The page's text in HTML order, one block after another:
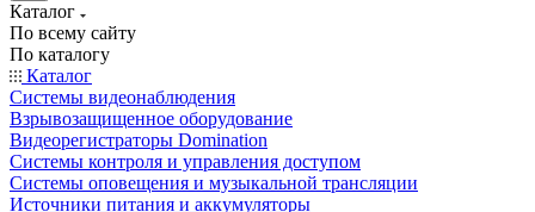
Каталог
По всему сайту
По каталогу
Каталог
Системы видеонаблюдения
Взрывозащищенное оборудование
Видеорегистраторы Domination
Системы контроля и управления доступом
Системы оповещения и музыкальной трансляции
Источники питания и аккумуляторы